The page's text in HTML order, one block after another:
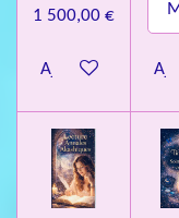
1 500,00 €
Ajouter au panier